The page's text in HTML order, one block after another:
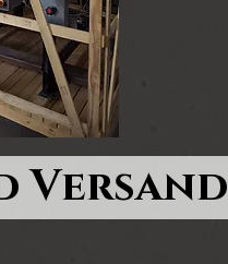
Versand